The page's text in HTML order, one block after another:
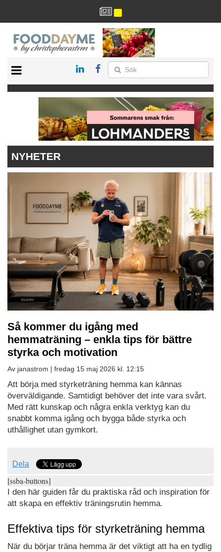
DRYCK
RECEPT
RESTAURANG
NYHETER
Så kommer du igång med
hemmaträning – enkla tips för bättre
styrka och motivation
Av janastrom | fredag 15 maj 2026 kl. 12:15
Att börja med styrketräning hemma kan kännas
överväldigande. Samtidigt behöver det inte vara svårt.
Med rätt kunskap och några enkla verktyg kan du
snabbt komma igång och bygga både styrka och
uthållighet utan gymkort.
Dela
[ssba-buttons]
I den här guiden får du praktiska råd och inspiration för
att skapa en effektiv träningsrutin hemma.
Effektiva tips för styrketräning hemma
När du börjar träna hemma är det viktigt att ha en tydlig